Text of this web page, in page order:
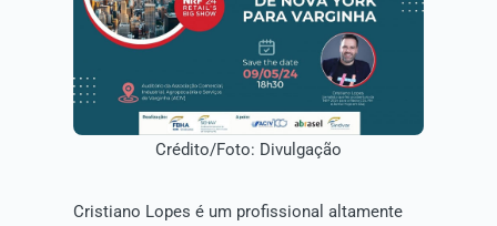
Crédito/Foto: Divulgação
Cristiano Lopes é um profissional altamente